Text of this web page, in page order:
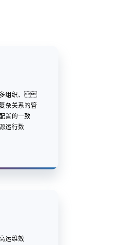
组织、
杂关系的管
置的一致
运行数
运维效